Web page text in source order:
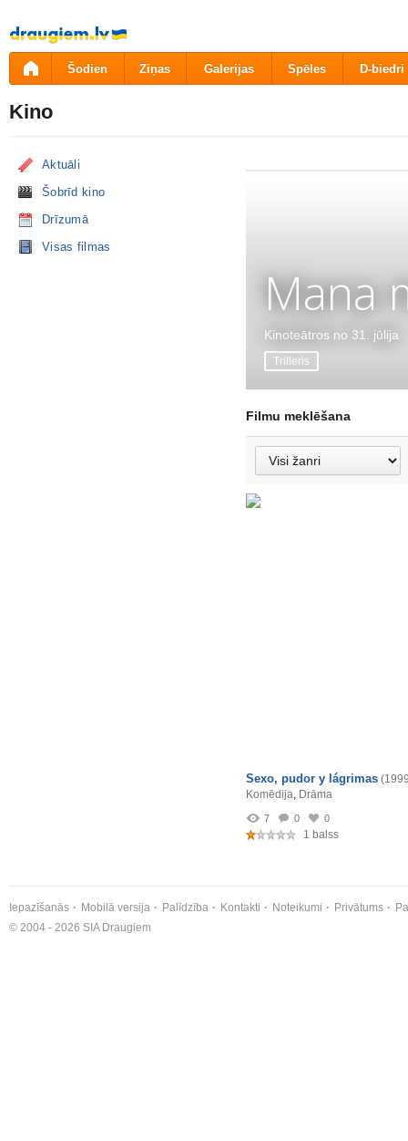
Pāriet
uz
saturu
Šodien Ziņas Galerijas Spēles D-biedri
Kino
Aktuāli
Šobrīd kino
Drīzumā
Visas filmas
Mana
Kinoteātros no 31. jūlija
Trilleris
Filmu meklēšana
Sexo, pudor y lágrimas
Komēdija, Drāma
7 0 0
1 balss
Iepazīšanās Mobilā versija Palīdzība Kontakti Noteikumi Privātums
© 2004 - 2026 SIA Draugiem